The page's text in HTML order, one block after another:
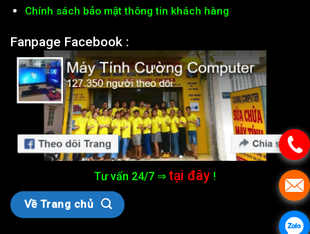
Chính sách bảo mật thông tin khách hàng
Fanpage Facebook :
Tư vấn 24/7 ⇒ tại đây !
Về Trang chủ